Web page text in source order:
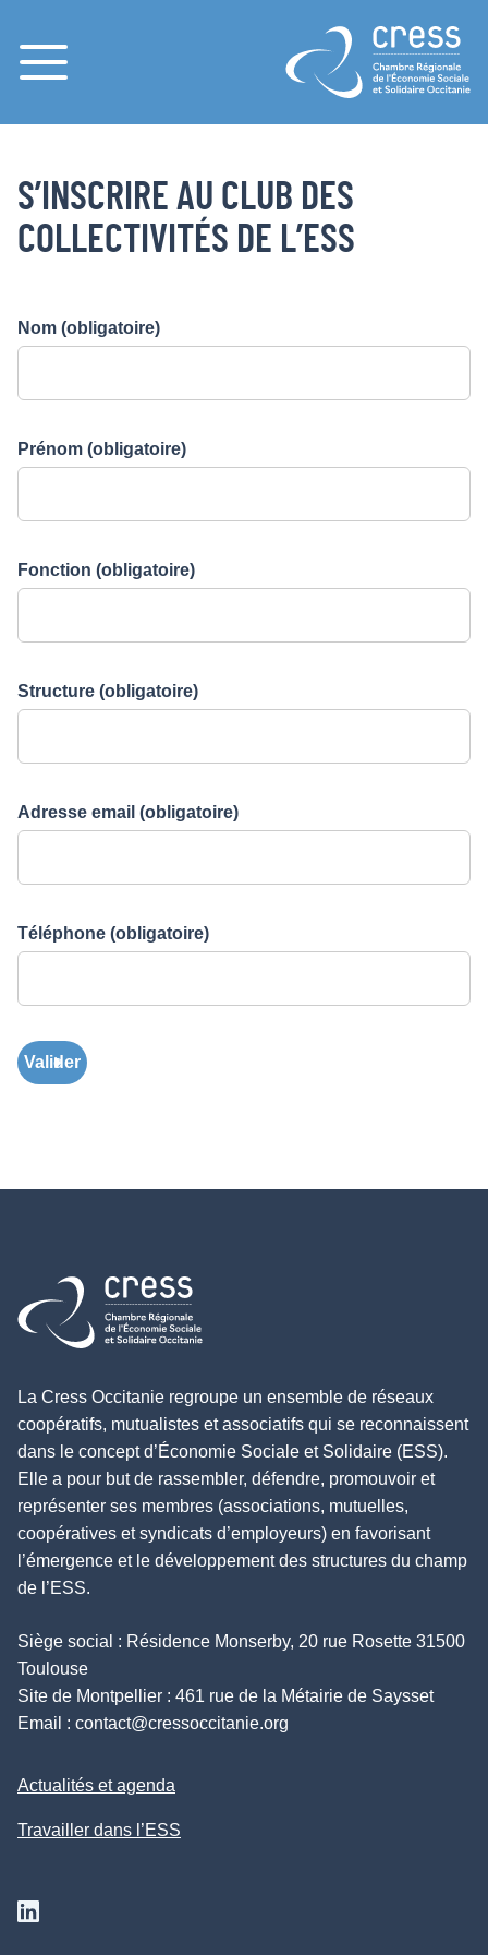
Menu
S’INSCRIRE AU CLUB DES
COLLECTIVITÉS DE L’ESS
Nom (obligatoire)
Prénom (obligatoire)
Fonction (obligatoire)
Structure (obligatoire)
Adresse email (obligatoire)
Téléphone (obligatoire)
Valider
Retour à l'accueil
La Cress Occitanie regroupe un ensemble de réseaux
coopératifs, mutualistes et associatifs qui se reconnaissent
dans le concept d’Économie Sociale et Solidaire (ESS).
Elle a pour but de rassembler, défendre, promouvoir et
représenter ses membres (associations, mutuelles,
coopératives et syndicats d’employeurs) en favorisant
l’émergence et le développement des structures du champ
de l’ESS.
Siège social : Résidence Monserby, 20 rue Rosette 31500
Toulouse
Site de Montpellier : 461 rue de la Métairie de Saysset
Email : contact@cressoccitanie.org
Actualités et agenda
Travailler dans l’ESS